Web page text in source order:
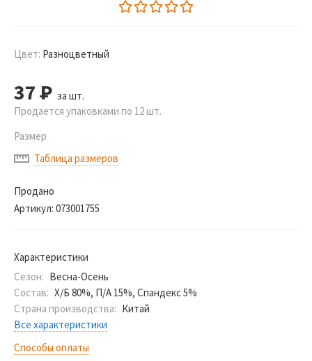
Цвет: Разноцветный
37Р за шт.
Продается упаковками по 12 шт.
Размер
Таблица размеров
Продано
Артикул: 073001755
Характеристики
Сезон: Весна-Осень
Состав: Х/Б 80%, П/А 15%, Спандекс 5%
Страна производства: Китай
Все характеристики
Способы оплаты